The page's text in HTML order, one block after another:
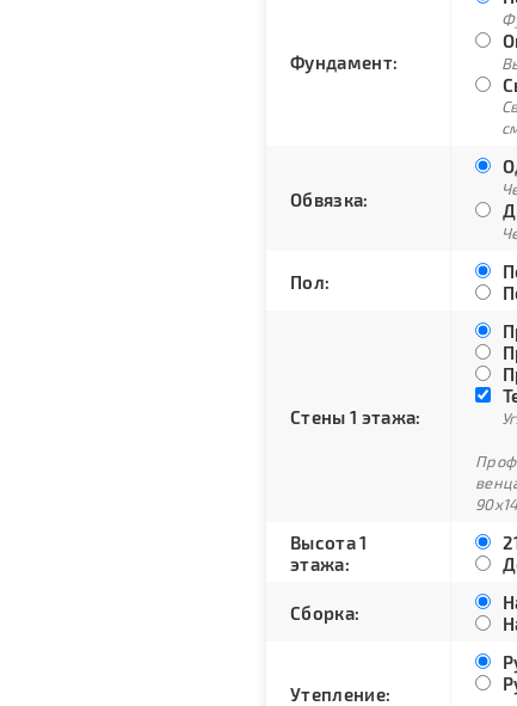
Фундамент:
Обвязка:
Пол:
Стены 1 этажа:
Высота 1
этажа:
Сборка:
Утепление: